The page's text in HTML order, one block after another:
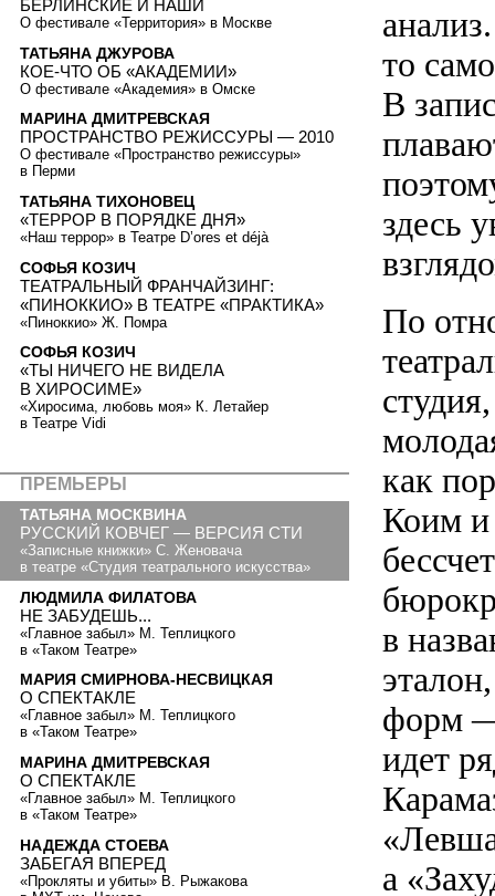
то
В
здесь
По
как
Коим и
в
форм —
идет
а
БЕРЛИНСКИЕ И НАШИ
О фестивале «Территория» в Москве
ТАТЬЯНА ДЖУРОВА
КОЕ-ЧТО ОБ «АКАДЕМИИ»
О фестивале «Академия» в Омске
МАРИНА ДМИТРЕВСКАЯ
ПРОСТРАНСТВО РЕЖИССУРЫ — 2010
О фестивале «Пространство режиссуры»
в Перми
ТАТЬЯНА ТИХОНОВЕЦ
«ТЕРРОР В ПОРЯДКЕ ДНЯ»
«Наш террор» в Театре D’ores et déjà
СОФЬЯ КОЗИЧ
ТЕАТРАЛЬНЫЙ ФРАНЧАЙЗИНГ:
«ПИНОККИО» В ТЕАТРЕ «ПРАКТИКА»
«Пиноккио» Ж. Помра
СОФЬЯ КОЗИЧ
«ТЫ НИЧЕГО НЕ ВИДЕЛА
В ХИРОСИМЕ»
«Хиросима, любовь моя» К. Летайер
в Театре Vidi
ПРЕМЬЕРЫ
ТАТЬЯНА МОСКВИНА
РУССКИЙ КОВЧЕГ — ВЕРСИЯ СТИ
«Записные книжки» С. Женовача
в театре «Студия театрального искусства»
ЛЮДМИЛА ФИЛАТОВА
НЕ ЗАБУДЕШЬ...
«Главное забыл» М. Теплицкого
в «Таком Театре»
МАРИЯ СМИРНОВА-НЕСВИЦКАЯ
О СПЕКТАКЛЕ
«Главное забыл» М. Теплицкого
в «Таком Театре»
МАРИНА ДМИТРЕВСКАЯ
О СПЕКТАКЛЕ
«Главное забыл» М. Теплицкого
в «Таком Театре»
НАДЕЖДА СТОЕВА
ЗАБЕГАЯ ВПЕРЕД
«Прокляты и убиты» В. Рыжакова